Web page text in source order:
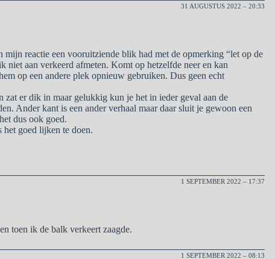
31 AUGUSTUS 2022 – 20:33
reactie een vooruitziende blik had met de opmerking “let op de
niet aan verkeerd afmeten. Komt op hetzelfde neer en kan
op een andere plek opnieuw gebruiken. Dus geen echt
zat er dik in maar gelukkig kun je het in ieder geval aan de
Ander kant is een ander verhaal maar daar sluit je gewoon een
dus ook goed.
het goed lijken te doen.
1 SEPTEMBER 2022 – 17:37
toen ik de balk verkeert zaagde.
1 SEPTEMBER 2022 – 08:13